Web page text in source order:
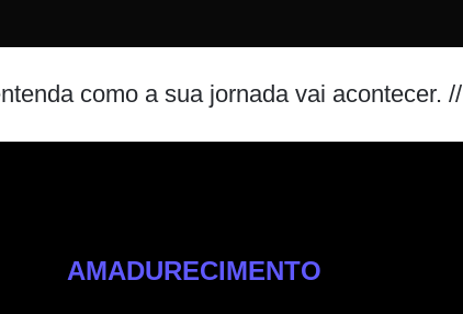
como a sua jornada vai acontecer. //
AMADURECIMENTO